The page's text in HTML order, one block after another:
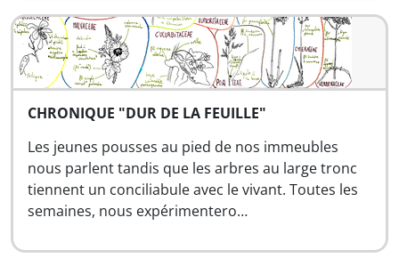
CHRONIQUE "DUR DE LA FEUILLE"
Les jeunes pousses au pied de nos immeubles
nous parlent tandis que les arbres au large tronc
tiennent un conciliabule avec le vivant. Toutes les
semaines, nous expérimentero…